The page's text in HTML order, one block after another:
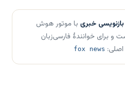
خبری با موتور هوش
و برای خوانندهٔ فارسی‌زبان
اصلی: fox news